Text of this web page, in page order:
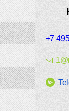
+7